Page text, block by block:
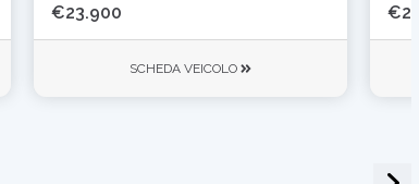
€23.900
SCHEDA VEICOLO